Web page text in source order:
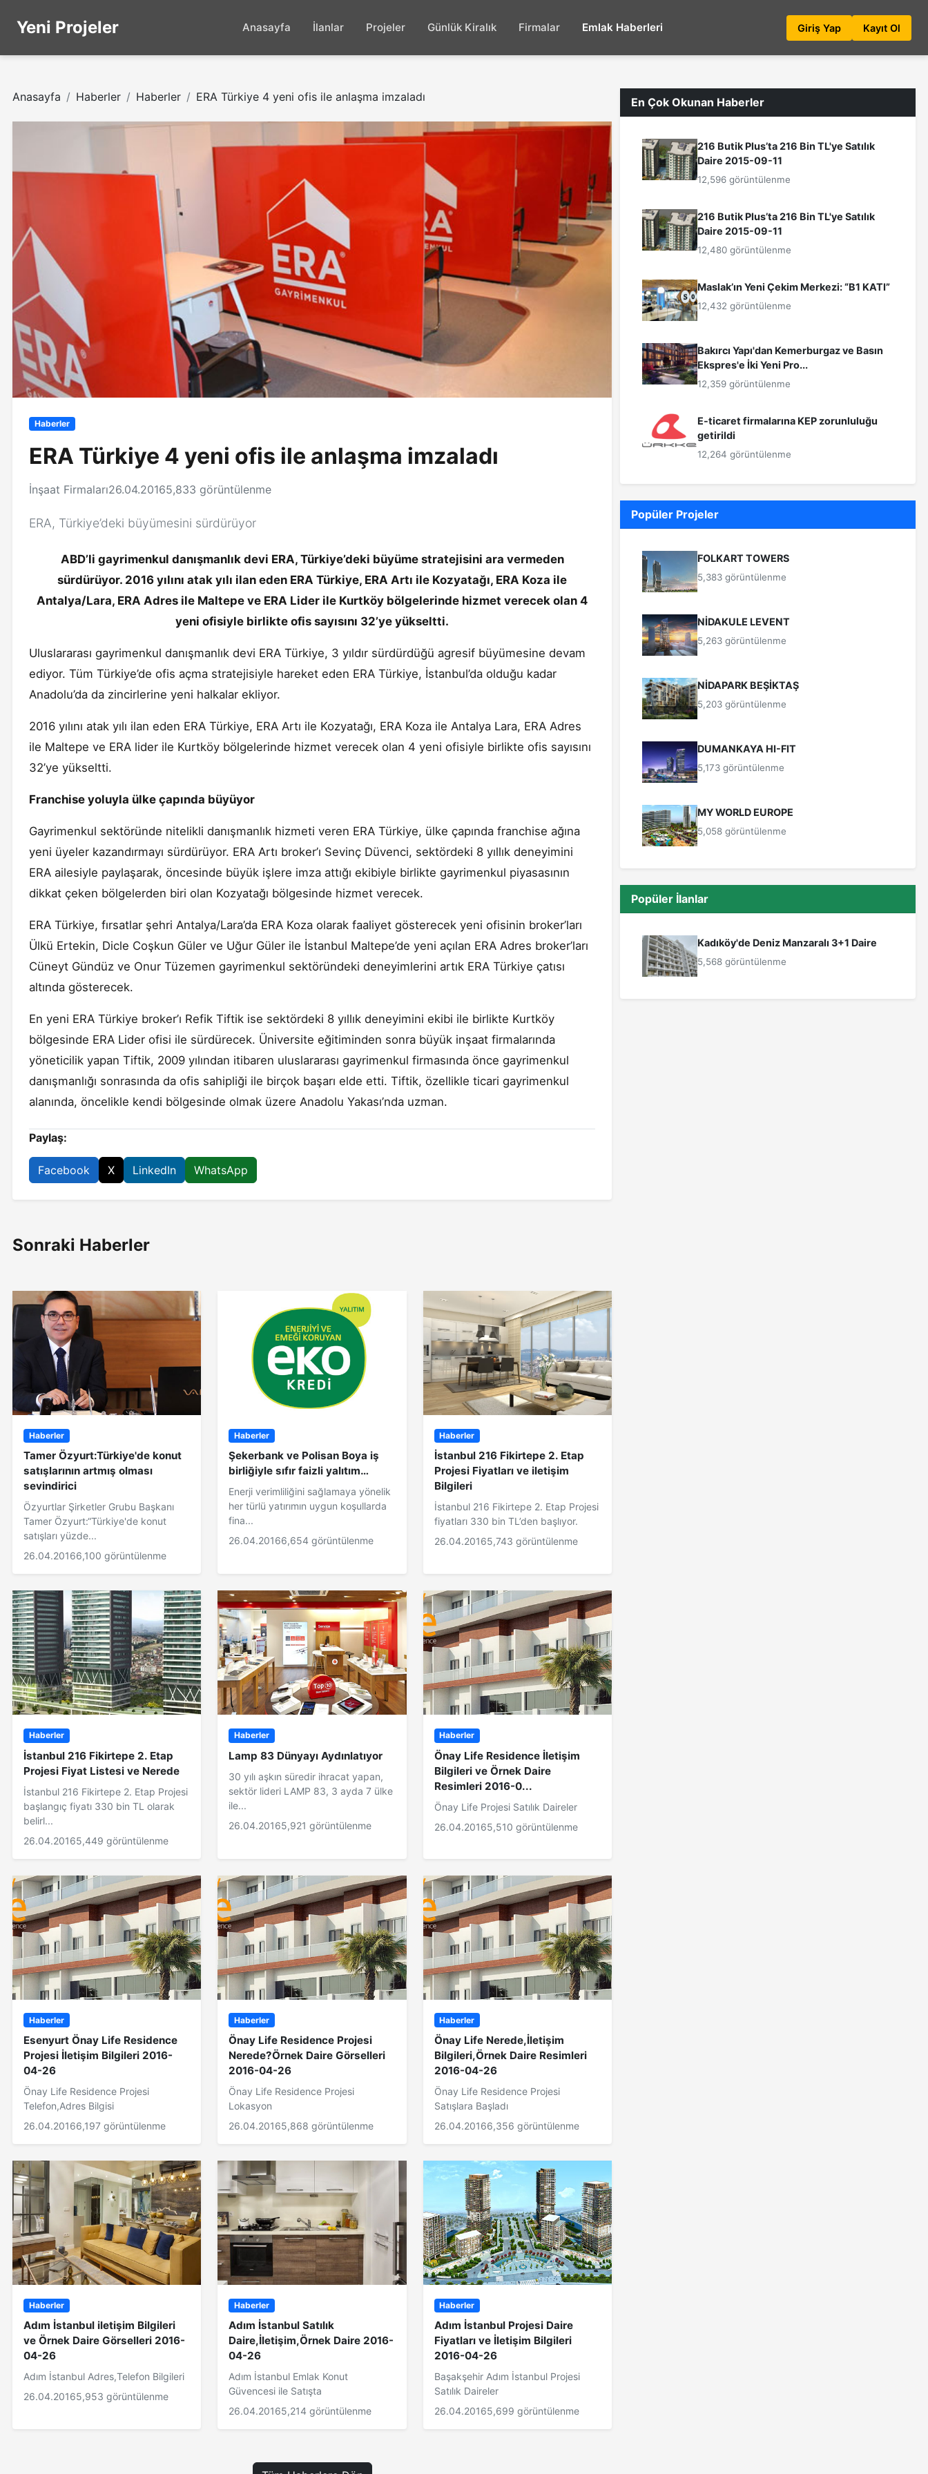
Yeni Projeler Anasayfa İlanlar Projeler Günlük Kiralık Firmalar Emlak Haberleri Giriş Yap Kayıt Ol
Anasayfa Haberler Haberler ERA Türkiye 4 yeni ofis ile anlaşma imzaladı
Haberler
ERA Türkiye 4 yeni ofis ile anlaşma imzaladı
İnşaat Firmaları26.04.20165,833 görüntülenme
ERA, Türkiye’deki büyümesini sürdürüyor
ABD’li gayrimenkul danışmanlık devi ERA, Türkiye’deki büyüme stratejisini ara vermeden
sürdürüyor. 2016 yılını atak yılı ilan eden ERA Türkiye, ERA Artı ile Kozyatağı, ERA Koza ile
Antalya/Lara, ERA Adres ile Maltepe ve ERA Lider ile Kurtköy bölgelerinde hizmet verecek olan 4
yeni ofisiyle birlikte ofis sayısını 32’ye yükseltti.
Uluslararası gayrimenkul danışmanlık devi ERA Türkiye, 3 yıldır sürdürdüğü agresif büyümesine devam
ediyor. Tüm Türkiye’de ofis açma stratejisiyle hareket eden ERA Türkiye, İstanbul’da olduğu kadar
Anadolu’da da zincirlerine yeni halkalar ekliyor.
2016 yılını atak yılı ilan eden ERA Türkiye, ERA Artı ile Kozyatağı, ERA Koza ile Antalya Lara, ERA Adres
ile Maltepe ve ERA lider ile Kurtköy bölgelerinde hizmet verecek olan 4 yeni ofisiyle birlikte ofis sayısını
32’ye yükseltti.
Franchise yoluyla ülke çapında büyüyor
Gayrimenkul sektöründe nitelikli danışmanlık hizmeti veren ERA Türkiye, ülke çapında franchise ağına
yeni üyeler kazandırmayı sürdürüyor. ERA Artı broker’ı Sevinç Düvenci, sektördeki 8 yıllık deneyimini
ERA ailesiyle paylaşarak, öncesinde büyük işlere imza attığı ekibiyle birlikte gayrimenkul piyasasının
dikkat çeken bölgelerden biri olan Kozyatağı bölgesinde hizmet verecek.
ERA Türkiye, fırsatlar şehri Antalya/Lara’da ERA Koza olarak faaliyet gösterecek yeni ofisinin broker’ları
Ülkü Ertekin, Dicle Coşkun Güler ve Uğur Güler ile İstanbul Maltepe’de yeni açılan ERA Adres broker’ları
Cüneyt Gündüz ve Onur Tüzemen gayrimenkul sektöründeki deneyimlerini artık ERA Türkiye çatısı
altında gösterecek.
En yeni ERA Türkiye broker’ı Refik Tiftik ise sektördeki 8 yıllık deneyimini ekibi ile birlikte Kurtköy
bölgesinde ERA Lider ofisi ile sürdürecek. Üniversite eğitiminden sonra büyük inşaat firmalarında
yöneticilik yapan Tiftik, 2009 yılından itibaren uluslararası gayrimenkul firmasında önce gayrimenkul
danışmanlığı sonrasında da ofis sahipliği ile birçok başarı elde etti. Tiftik, özellikle ticari gayrimenkul
alanında, öncelikle kendi bölgesinde olmak üzere Anadolu Yakası’nda uzman.
Paylaş:
Facebook X LinkedIn WhatsApp
Sonraki Haberler
Haberler
Tamer Özyurt:Türkiye'de konut
satışlarının artmış olması
sevindirici
Özyurtlar Şirketler Grubu Başkanı
Tamer Özyurt:“Türkiye'de konut
satışları yüzde...
26.04.20166,100 görüntülenme
Haberler
Şekerbank ve Polisan Boya iş
birliğiyle sıfır faizli yalıtım…
Enerji verimliliğini sağlamaya yönelik
her türlü yatırımın uygun koşullarda
fina...
26.04.20166,654 görüntülenme
Haberler
İstanbul 216 Fikirtepe 2. Etap
Projesi Fiyatları ve iletişim
Bilgileri
İstanbul 216 Fikirtepe 2. Etap Projesi
fiyatları 330 bin TL’den başlıyor.
26.04.20165,743 görüntülenme
Haberler
İstanbul 216 Fikirtepe 2. Etap
Projesi Fiyat Listesi ve Nerede
İstanbul 216 Fikirtepe 2. Etap Projesi
başlangıç fiyatı 330 bin TL olarak
belirl...
26.04.20165,449 görüntülenme
Haberler
Lamp 83 Dünyayı Aydınlatıyor
30 yılı aşkın süredir ihracat yapan,
sektör lideri LAMP 83, 3 ayda 7 ülke
ile...
26.04.20165,921 görüntülenme
Haberler
Önay Life Residence İletişim
Bilgileri ve Örnek Daire
Resimleri 2016-0...
Önay Life Projesi Satılık Daireler
26.04.20165,510 görüntülenme
Haberler
Esenyurt Önay Life Residence
Projesi İletişim Bilgileri 2016-
04-26
Önay Life Residence Projesi
Telefon,Adres Bilgisi
26.04.20166,197 görüntülenme
Haberler
Önay Life Residence Projesi
Nerede?Örnek Daire Görselleri
2016-04-26
Önay Life Residence Projesi
Lokasyon
26.04.20165,868 görüntülenme
Haberler
Önay Life Nerede,İletişim
Bilgileri,Örnek Daire Resimleri
2016-04-26
Önay Life Residence Projesi
Satışlara Başladı
26.04.20166,356 görüntülenme
Haberler
Adım İstanbul iletişim Bilgileri
ve Örnek Daire Görselleri 2016-
04-26
Adım İstanbul Adres,Telefon Bilgileri
26.04.20165,953 görüntülenme
Haberler
Adım İstanbul Satılık
Daire,İletişim,Örnek Daire 2016-
04-26
Adım İstanbul Emlak Konut
Güvencesi ile Satışta
26.04.20165,214 görüntülenme
Haberler
Adım İstanbul Projesi Daire
Fiyatları ve İletişim Bilgileri
2016-04-26
Başakşehir Adım İstanbul Projesi
Satılık Daireler
26.04.20165,699 görüntülenme
En Çok Okunan Haberler
216 Butik Plus’ta 216 Bin TL'ye Satılık
Daire 2015-09-11
12,596 görüntülenme
216 Butik Plus’ta 216 Bin TL'ye Satılık
Daire 2015-09-11
12,480 görüntülenme
Maslak’ın Yeni Çekim Merkezi: “B1 KATI”
12,432 görüntülenme
Bakırcı Yapı'dan Kemerburgaz ve Basın
Ekspres'e İki Yeni Pro...
12,359 görüntülenme
E-ticaret firmalarına KEP zorunluluğu
getirildi
12,264 görüntülenme
Popüler Projeler
FOLKART TOWERS
5,383 görüntülenme
NİDAKULE LEVENT
5,263 görüntülenme
NİDAPARK BEŞİKTAŞ
5,203 görüntülenme
DUMANKAYA HI-FIT
5,173 görüntülenme
MY WORLD EUROPE
5,058 görüntülenme
Popüler İlanlar
Kadıköy'de Deniz Manzaralı 3+1 Daire
5,568 görüntülenme